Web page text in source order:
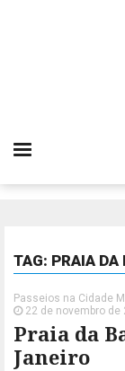
TAG: PRAIA
Passeios na Cidade
22 de novembro de
Praia da
Janeiro